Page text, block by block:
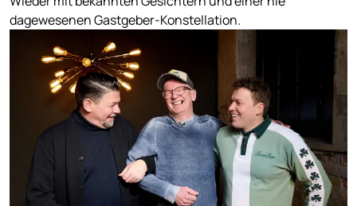
dagewesenen Gastgeber-Konstellation.